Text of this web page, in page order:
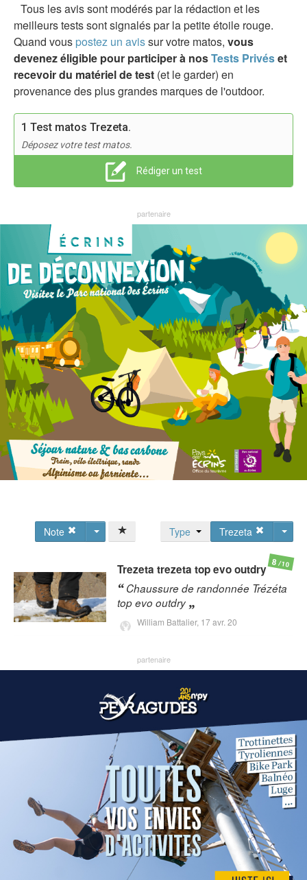
Tous les avis sont modérés par la rédaction et les
meilleurs tests sont signalés par la petite étoile rouge.
Quand vous postez un avissur votre matos, vous
devenez éligible pour participer à nosTests Privéset
recevoir du matériel de test (et le garder) en
provenance des plus grandes marques de l'outdoor.
1 Test matos Trezeta.
Déposez votre test matos.
Rédiger un test
Note Trezeta
Type
Trezeta trezeta top evo outdry
Chaussure de randonnée Trézéta
top evo outdry
William Battalier, 17 avr. 20
8/10